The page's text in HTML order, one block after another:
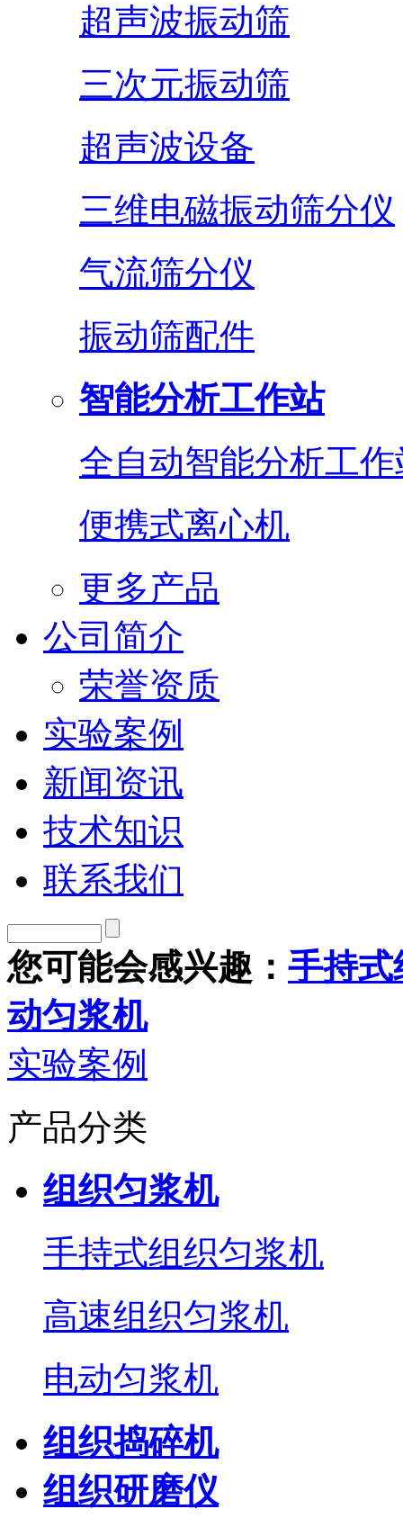
超声波振动筛
三次元振动筛
超声波设备
三维电磁振动筛分仪
气流筛分仪
振动筛配件
智能分析工作站
全自动智能分析工作
便携式离心机
更多产品
公司简介
荣誉资质
实验案例
新闻资讯
技术知识
联系我们
您可能会感兴趣： 手持式
动匀浆机
实验案例
产品分类
组织匀浆机
手持式组织匀浆机
高速组织匀浆机
电动匀浆机
组织捣碎机
组织研磨仪